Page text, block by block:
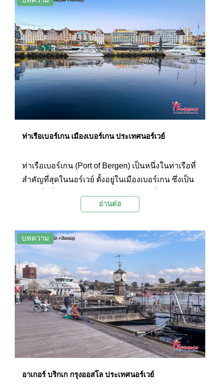
ท่าเรือเบอร์เกน เมืองเบอร์เกน ประเทศนอร์เวย์
ท่าเรือเบอร์เกน (Port of Bergen) เป็นหนึ่งในท่าเรือที่
สำคัญที่สุดในนอร์เวย์ ตั้งอยู่ในเมืองเบอร์เกน ซึ่งเป็น
ธรรมชาติอันหลากหลาย ท่าเรือแห่งนี้มี
และการท่องเที่ยวของประเทศ
อ่านต่อ
บทความ
อาเกอร์ บริกเก กรุงออสโล ประเทศนอร์เวย์